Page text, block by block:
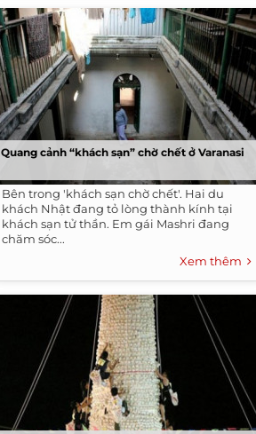
Quang cảnh “khách sạn” chờ chết ở Varanasi
Bên trong 'khách sạn chờ chết'. Hai du
khách Nhật đang tỏ lòng thành kính tại
khách sạn tử thần. Em gái Mashri đang
chăm sóc...
Xem thêm